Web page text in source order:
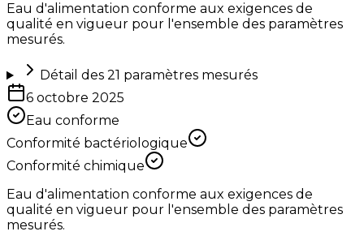
Eau d'alimentation conforme aux exigences de
qualité en vigueur pour l'ensemble des paramètres
mesurés.
Détail des 21 paramètres mesurés
6 octobre 2025
Eau conforme
Conformité bactériologique
Conformité chimique
Eau d'alimentation conforme aux exigences de
qualité en vigueur pour l'ensemble des paramètres
mesurés.